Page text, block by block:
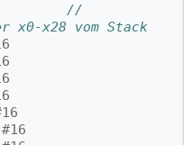
//
x0-x28 vom Stack
#16